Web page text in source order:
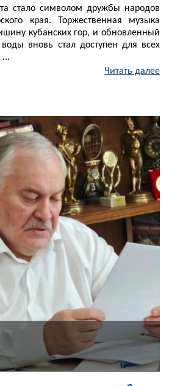
стало символом дружбы народов
края. Торжественная музыка
кубанских гор, и обновленный
вновь стал доступен для всех
...
Читать далее